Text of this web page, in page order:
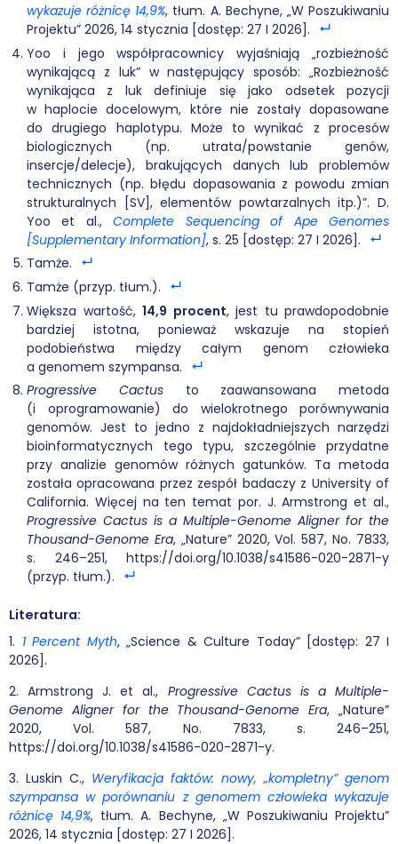
wykazuje różnicę 14,9%, tłum. A. Bechyne, „W Poszukiwaniu
Projektu” 2026, 14 stycznia [dostęp: 27 I 2026].
Yoo i jego współpracownicy wyjaśniają „rozbieżność
wynikającą z luk” w następujący sposób: „Rozbieżność
wynikająca z luk definiuje się jako odsetek pozycji
w haplocie docelowym, które nie zostały dopasowane
do drugiego haplotypu. Może to wynikać z procesów
biologicznych (np. utrata/powstanie genów,
insercje/delecje), brakujących danych lub problemów
technicznych (np. błędu dopasowania z powodu zmian
strukturalnych [SV], elementów powtarzalnych itp.)”. D.
Yoo et al.,Complete Sequencing of Ape Genomes
[Supplementary Information], s. 25 [dostęp: 27 I 2026].
Tamże.
Tamże (przyp. tłum.).
Większa wartość, 14,9 procent, jest tu prawdopodobnie
bardziej istotna, ponieważ wskazuje na stopień
podobieństwa między całym genom człowieka
a genomem szympansa.
Progressive Cactusto zaawansowana metoda
(i oprogramowanie) do wielokrotnego porównywania
genomów. Jest to jedno z najdokładniejszych narzędzi
bioinformatycznych tego typu, szczególnie przydatne
przy analizie genomów różnych gatunków. Ta metoda
została opracowana przez zespół badaczy z University of
California. Więcej na ten temat por. J. Armstrong et al.,
Progressive Cactus is a Multiple-Genome Aligner for the
Thousand-Genome Era, „Nature” 2020, Vol. 587, No. 7833,
s. 246–251, https://doi.org/10.1038/s41586-020-2871-y
(przyp. tłum.).
Literatura:
1. 1 Percent Myth, „Science & Culture Today” [dostęp: 27 I
2026].
2. Armstrong J. et al., Progressive Cactus is a Multiple-
Genome Aligner for the Thousand-Genome Era, „Nature”
2020, Vol. 587, No. 7833, s. 246–251,
https://doi.org/10.1038/s41586-020-2871-y.
3. Luskin C., Weryfikacja faktów: nowy, „kompletny” genom
szympansa w porównaniu z genomem człowieka wykazuje
różnicę 14,9%, tłum. A. Bechyne, „W Poszukiwaniu Projektu”
2026, 14 stycznia [dostęp: 27 I 2026].